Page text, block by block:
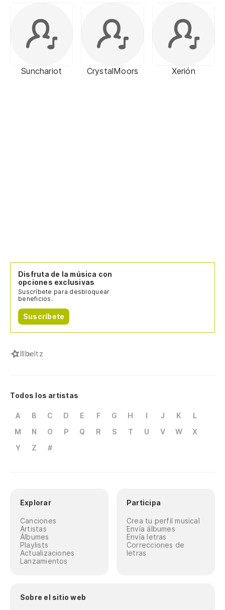
Sunchariot CrystalMoors Xerión
Disfruta de la música con
opciones exclusivas
Suscríbete para desbloquear
beneficios.
Suscríbete
IIlbeltz
Todos los artistas
A B C D E F G H I J K
L
M
N O P Q R S T U V W
X
Y
Z #
Explorar
Canciones
Artistas
Álbumes
Playlists
Actualizaciones
Lanzamientos
Participa
Crea tu perfil musical
Envía álbumes
Envía letras
Correcciones de
letras
Sobre el sitio web